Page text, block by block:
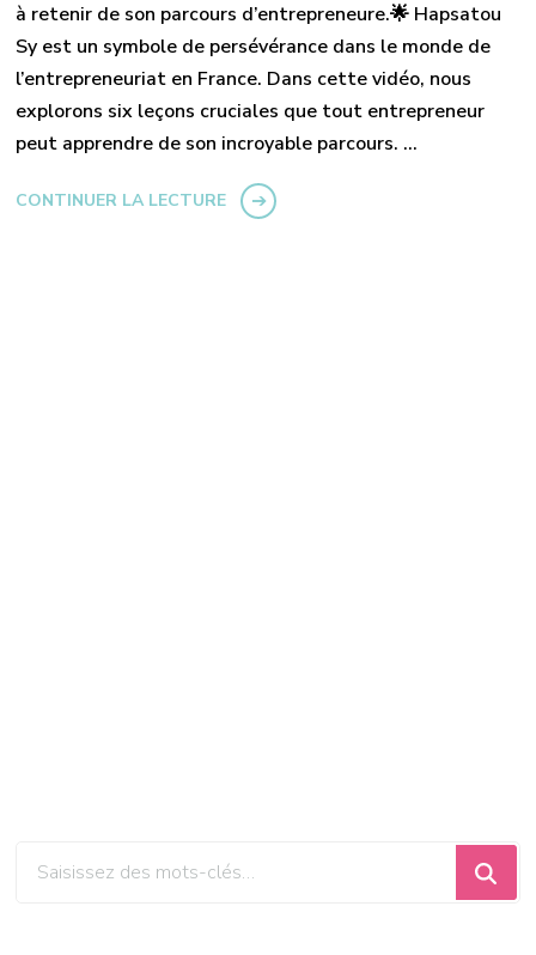
à retenir de son parcours d’entrepreneure.🌟 Hapsatou
Sy est un symbole de persévérance dans le monde de
l’entrepreneuriat en France. Dans cette vidéo, nous
explorons six leçons cruciales que tout entrepreneur
peut apprendre de son incroyable parcours. …
CONTINUER LA LECTURE